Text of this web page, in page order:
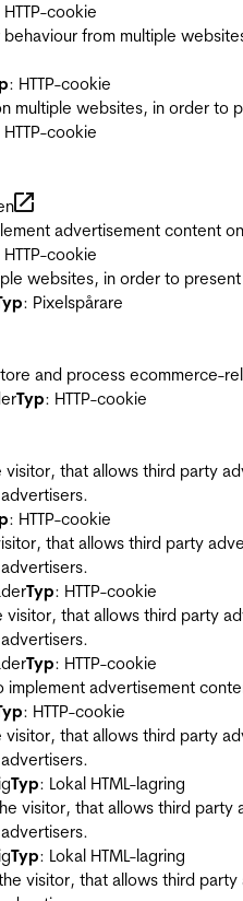
HTTP-cookie
from multiple
: HTTP-cookie
multiple websites, in order to
HTTP-cookie
advertisement content
HTTP-cookie
websites, in order to
: Pixelspårare
and process ecommerce-
Typ: HTTP-cookie
visitor, that allows third party
: HTTP-cookie
that allows third party
Typ: HTTP-cookie
visitor, that allows third party
Typ: HTTP-cookie
implement advertisement
: HTTP-cookie
visitor, that allows third party
Typ: Lokal HTML-lagring
visitor, that allows third
Typ: Lokal HTML-lagring
visitor, that allows third